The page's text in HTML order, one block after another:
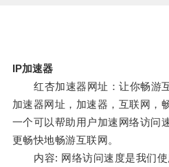
IP加速器
红杏加速器网址：让你畅游
加速器网址，加速器，互联网，
一个可以帮助用户加速网络访问
更畅快地畅游互联网。
内容: 网络访问速度是我们使